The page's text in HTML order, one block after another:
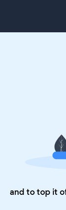
and to top it